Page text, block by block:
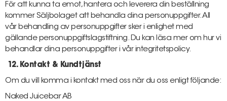
För att kunna ta emot, hantera och leverera din beställning
kommer Säljbolaget att behandla dina personuppgifter. All
vår behandling av personuppgifter sker i enlighet med
gällande personuppgiftslagstiftning. Du kan läsa mer om hur vi
behandlar dina personuppgifter i vår integritetspolicy.
12. Kontakt & Kundtjänst
Om du vill komma i kontakt med oss när du oss enligt följande:
Naked Juicebar AB